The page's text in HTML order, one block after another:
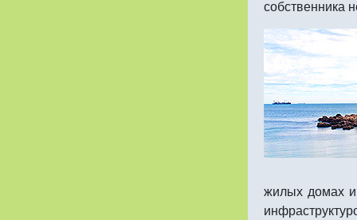
собственника
жилых домах и